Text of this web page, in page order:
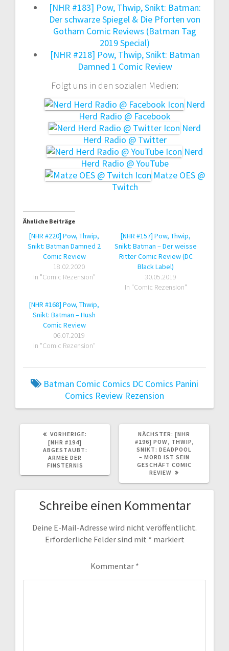
[NHR #183] Pow, Thwip, Snikt: Batman:
Der schwarze Spiegel & Die Pforten von
Gotham Comic Reviews (Batman Tag
2019 Special)
[NHR #218] Pow, Thwip, Snikt: Batman
Damned 1 Comic Review
Folgt uns in den sozialen Medien:
Nerd
Herd Radio @ Facebook
Nerd
Herd Radio @ Twitter
Nerd
Herd Radio @ YouTube
Matze OES @
Twitch
Ähnliche Beiträge
[NHR #220] Pow, Thwip,
Snikt: Batman Damned 2
Comic Review
18.02.2020
In "Comic Rezension"
[NHR #157] Pow, Thwip,
Snikt: Batman – Der weisse
Ritter Comic Review (DC
Black Label)
30.05.2019
In "Comic Rezension"
[NHR #168] Pow, Thwip,
Snikt: Batman – Hush
Comic Review
06.07.2019
In "Comic Rezension"
Batman Comic Comics DC Comics Panini
Comics Review Rezension
VORHERIGE:
[NHR #194]
ABGESTAUBT:
ARMEE DER
FINSTERNIS
NÄCHSTER: NÄCHSTER
BEITRAG:
[NHR
#196] POW, THWIP,
SNIKT: DEADPOOL
– MORD IST SEIN
GESCHÄFT COMIC
REVIEW
Schreibe einen Kommentar
Deine E-Mail-Adresse wird nicht veröffentlicht.
Erforderliche Felder sind mit * markiert
Kommentar *